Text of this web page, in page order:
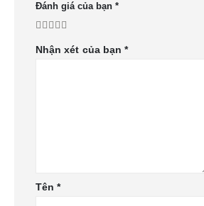
Đánh giá của bạn *
Nhận xét của bạn*
Tên*